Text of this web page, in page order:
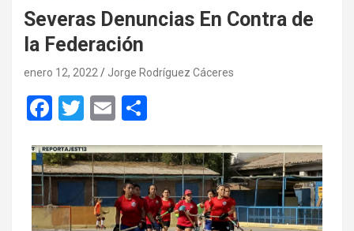
Severas Denuncias En Contra de
la Federación
enero 12, 2022 Jorge Rodríguez Cáceres
F
ce
b
o
T
tt
er
E
ail m
p
ar